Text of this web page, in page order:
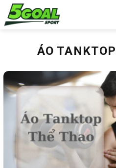
Chuyển
đến
ÁO